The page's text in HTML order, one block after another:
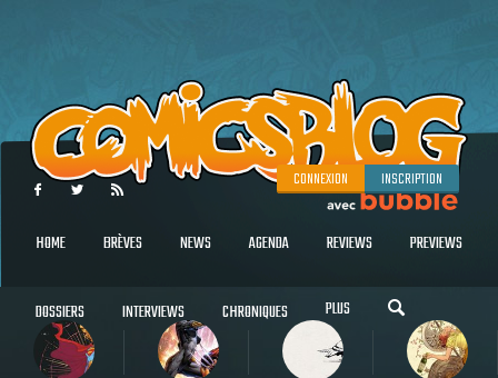
CONNEXION INSCRIPTION
HOME BRÈVES NEWS AGENDA REVIEWS PREVIEWS
DOSSIERS INTERVIEWS CHRONIQUES PLUS